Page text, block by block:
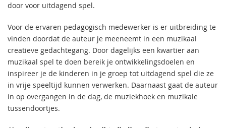
door voor uitdagend spel.
Voor de ervaren pedagogisch medewerker is er uitbreiding te
vinden doordat de auteur je meeneemt in een muzikaal
creatieve gedachtegang. Door dagelijks een kwartier aan
muzikaal spel te doen bereik je ontwikkelingsdoelen en
inspireer je de kinderen in je groep tot uitdagend spel die ze
in vrije speeltijd kunnen verwerken. Daarnaast gaat de auteur
in op overgangen in de dag, de muziekhoek en muzikale
tussendoortjes.